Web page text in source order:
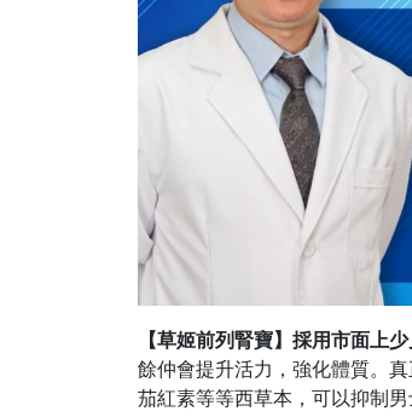
【草姬前列腎寶】採用市面上
餘仲會提升活力，強化體質。
茄紅素等等西草本，可以抑制